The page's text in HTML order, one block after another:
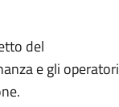
del
e gli operatori